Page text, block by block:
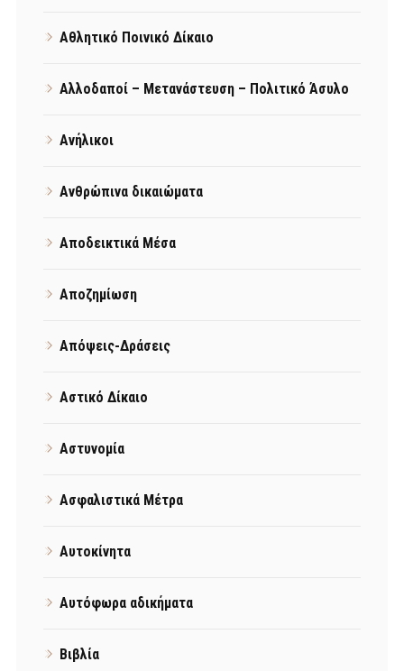
Αθλητικό Ποινικό Δίκαιο
Αλλοδαποί – Μετανάστευση – Πολιτικό Άσυλο
Ανήλικοι
Ανθρώπινα δικαιώματα
Αποδεικτικά Μέσα
Αποζημίωση
Απόψεις-Δράσεις
Αστικό Δίκαιο
Αστυνομία
Ασφαλιστικά Μέτρα
Αυτοκίνητα
Αυτόφωρα αδικήματα
Βιβλία